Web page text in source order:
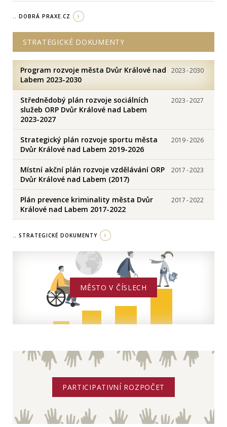
.. DOBRÁ PRAXE.CZ
STRATEGICKÉ DOKUMENTY
Program rozvoje města Dvůr Králové nad
Labem 2023-2030
2023-2030
Střednědobý plán rozvoje sociálních
služeb ORP Dvůr Králové nad Labem
2023-2027
2023-2027
Strategický plán rozvoje sportu města
Dvůr Králové nad Labem 2019-2026
2019-2026
Místní akční plán rozvoje vzdělávání ORP
Dvůr Králové nad Labem (2017)
2017-2023
Plán prevence kriminality města Dvůr
Králové nad Labem 2017-2022
2017-2022
.. STRATEGICKÉ DOKUMENTY
MĚSTO V ČÍSLECH
PARTICIPATIVNÍ ROZPOČET